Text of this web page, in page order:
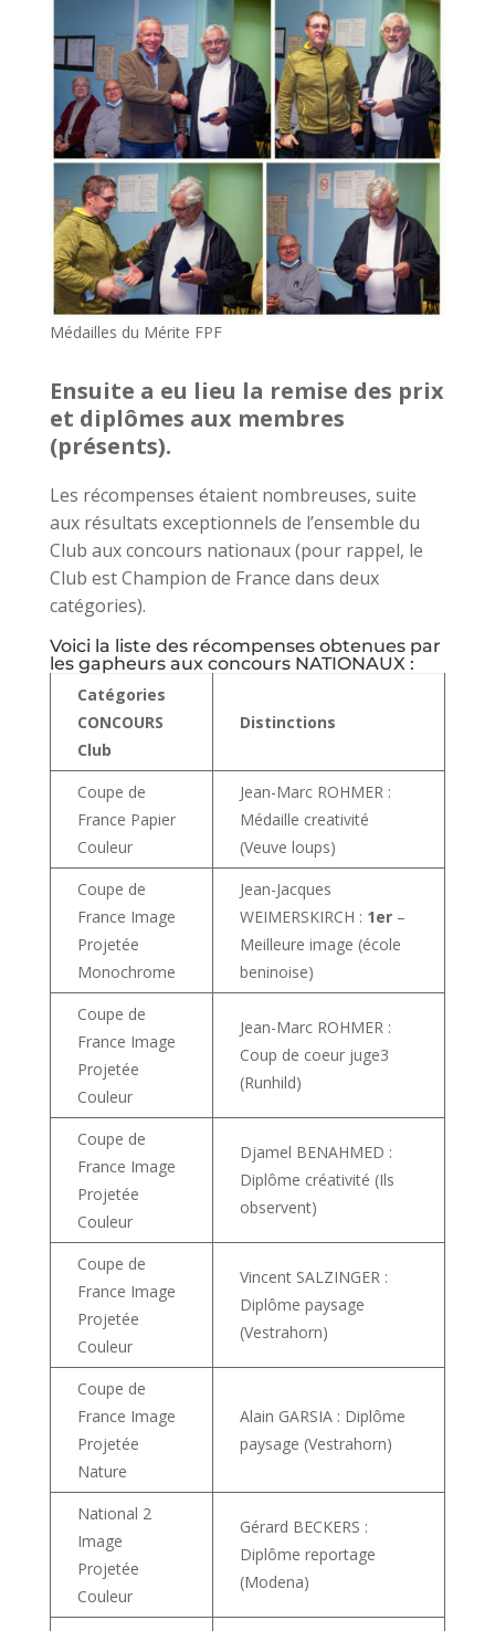
Médailles du Mérite FPF
Ensuite a eu lieu la remise des prix
et diplômes aux membres
(présents).
Les récompenses étaient nombreuses, suite
aux résultats exceptionnels de l’ensemble du
Club aux concours nationaux (pour rappel, le
Club est Champion de France dans deux
catégories).
Voici la liste des récompenses obtenues par
les gapheurs aux concours NATIONAUX :
Catégories
CONCOURS
Club
Distinctions
Coupe de
France Papier
Couleur
Jean-Marc ROHMER :
Médaille creativité
(Veuve loups)
Coupe de
France Image
Projetée
Monochrome
Jean-Jacques
WEIMERSKIRCH : 1er–
Meilleure image (école
beninoise)
Coupe de
France Image
Projetée
Couleur
Jean-Marc ROHMER :
Coup de coeur juge3
(Runhild)
Coupe de
France Image
Projetée
Couleur
Djamel BENAHMED :
Diplôme créativité (Ils
observent)
Coupe de
France Image
Projetée
Couleur
Vincent SALZINGER :
Diplôme paysage
(Vestrahorn)
Coupe de
France Image
Projetée
Nature
Alain GARSIA : Diplôme
paysage (Vestrahorn)
National 2
Image
Projetée
Couleur
Gérard BECKERS :
Diplôme reportage
(Modena)